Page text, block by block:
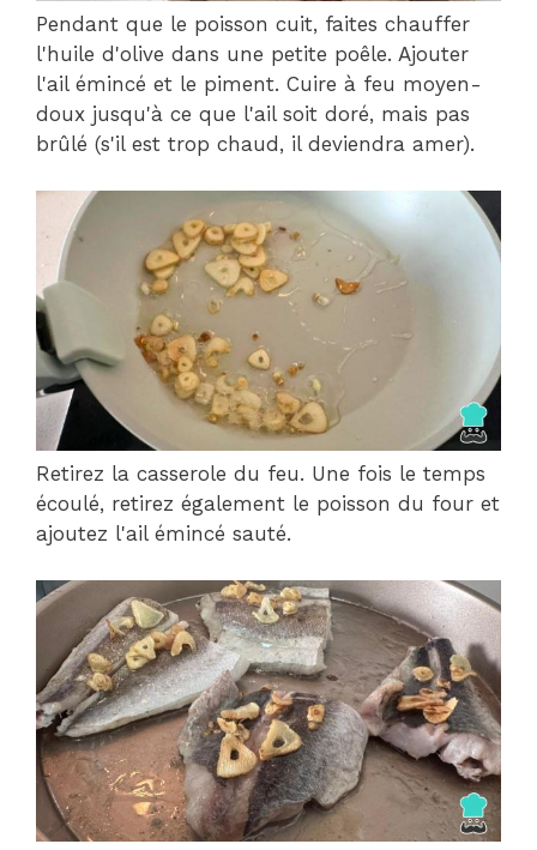
Pendant que le poisson cuit, faites chauffer
l'huile d'olive dans une petite poêle. Ajouter
l'ail émincé et le piment. Cuire à feu moyen-
doux jusqu'à ce que l'ail soit doré, mais pas
brûlé (s'il est trop chaud, il deviendra amer).
Retirez la casserole du feu. Une fois le temps
écoulé, retirez également le poisson du four et
ajoutez l'ail émincé sauté.